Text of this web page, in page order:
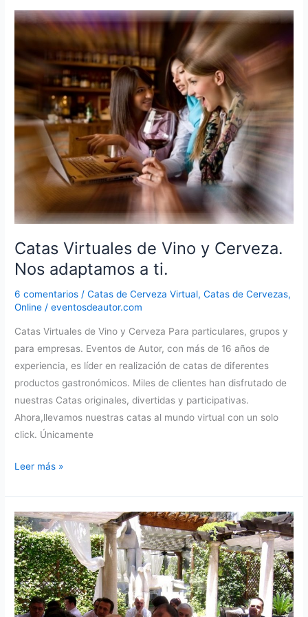
online
Catas Virtuales de Vino y Cerveza.
Nos adaptamos a ti.
6 comentarios /Catas de Cerveza Virtual,Catas de Cervezas,
Online /eventosdeautor.com
Catas Virtuales de Vino y Cerveza Para particulares, grupos y
para empresas. Eventos de Autor, con más de 16 años de
experiencia, es líder en realización de catas de diferentes
productos gastronómicos. Miles de clientes han disfrutado de
nuestras Catas originales, divertidas y participativas.
Ahora,llevamos nuestras catas al mundo virtual con un solo
click. Únicamente
Catas
de
Vino
y
Cerveza.
Nos
adaptamos
a
Leer más »